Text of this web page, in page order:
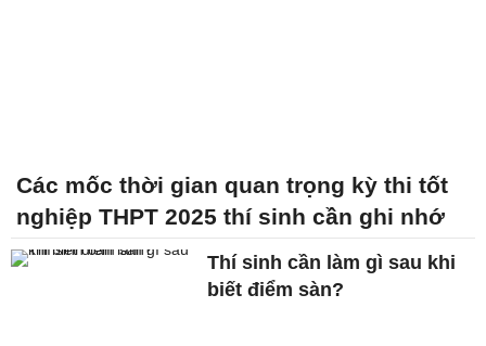
Các mốc thời gian quan trọng kỳ thi tốt
nghiệp THPT 2025 thí sinh cần ghi nhớ
Thí sinh cần làm gì sau khi
biết điểm sàn?